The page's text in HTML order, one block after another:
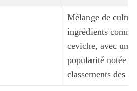
Mélange de
ingrédients
ceviche, avec une
popularité notée
classements des